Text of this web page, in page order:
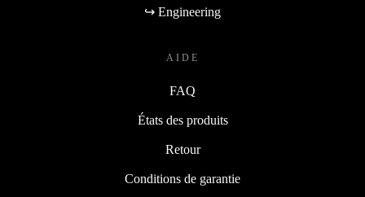
↪ Engineering
AIDE
FAQ
États des produits
Retour
Conditions de garantie